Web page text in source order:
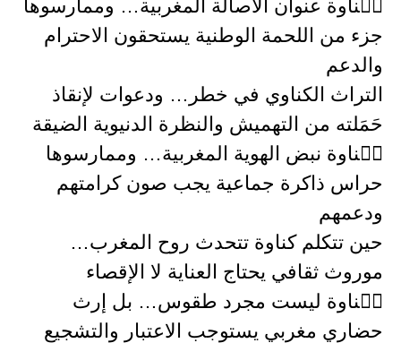
كࣤناوة عنوان الأصالة المغربية… وممارسوها
جزء من اللحمة الوطنية يستحقون الاحترام
والدعم
التراث الكناوي في خطر… ودعوات لإنقاذ
حَمَلته من التهميش والنظرة الدنيوية الضيقة
كࣤناوة نبض الهوية المغربية… وممارسوها
حراس ذاكرة جماعية يجب صون كرامتهم
ودعمهم
حين تتكلم كناوة تتحدث روح المغرب…
موروث ثقافي يحتاج العناية لا الإقصاء
كࣤناوة ليست مجرد طقوس… بل إرث
حضاري مغربي يستوجب الاعتبار والتشجيع